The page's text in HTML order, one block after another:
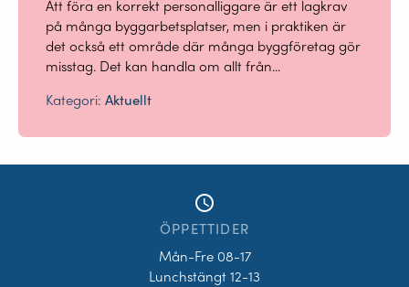
Att föra en korrekt personalliggare är ett lagkrav
på många byggarbetsplatser, men i praktiken är
det också ett område där många byggföretag gör
misstag. Det kan handla om allt från...
Kategori:Aktuellt
access_time
ÖPPETTIDER
Mån-Fre 08-17
Lunchstängt 12-13